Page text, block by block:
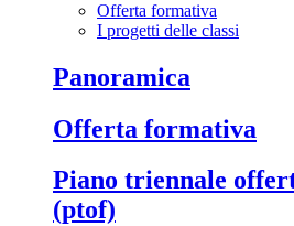
Offerta formativa
I progetti delle classi
panoramica
offerta formativa
piano triennale offerta formativa
(ptof)